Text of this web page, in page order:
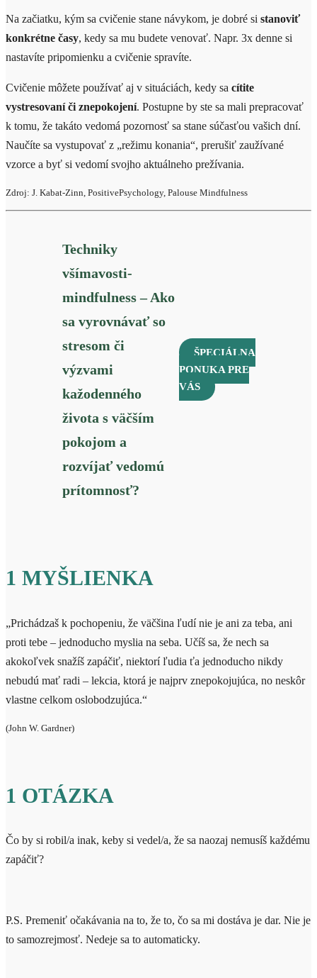
Na začiatku, kým sa cvičenie stane návykom, je dobré si stanoviť
konkrétne časy, kedy sa mu budete venovať. Napr. 3x denne si
nastavíte pripomienku a cvičenie spravíte.
Cvičenie môžete používať aj v situáciách, kedy sa cítite
vystresovaní či znepokojení. Postupne by ste sa mali prepracovať
k tomu, že takáto vedomá pozornosť sa stane súčasťou vašich dní.
Naučíte sa vystupovať z „režimu konania“, prerušiť zaužívané
vzorce a byť si vedomí svojho aktuálneho prežívania.
Zdroj: J. Kabat-Zinn, PositivePsychology, Palouse Mindfulness
Techniky
všímavosti-
mindfulness – Ako
sa vyrovnávať so
stresom či
výzvami
kažodenného
života s väčším
pokojom a
rozvíjať vedomú
prítomnosť?
ŠPECIÁLNA
PONUKA PRE
VÁS
1 MYŠLIENKA
„Prichádzaš k pochopeniu, že väčšina ľudí nie je ani za teba, ani
proti tebe – jednoducho myslia na seba. Učíš sa, že nech sa
akokoľvek snažíš zapáčiť, niektorí ľudia ťa jednoducho nikdy
nebudú mať radi – lekcia, ktorá je najprv znepokojujúca, no neskôr
vlastne celkom oslobodzujúca.“
(John W. Gardner)
1 OTÁZKA
Čo by si robil/a inak, keby si vedel/a, že sa naozaj nemusíš každému
zapáčiť?
P.S. Premeniť očakávania na to, že to, čo sa mi dostáva je dar. Nie je
to samozrejmosť. Nedeje sa to automaticky.